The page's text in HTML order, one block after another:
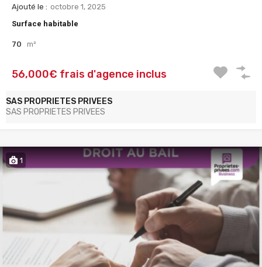
Ajouté le : octobre 1, 2025
Surface habitable
70 m²
56,000€ frais d'agence inclus
SAS PROPRIETES PRIVEES
SAS PROPRIETES PRIVEES
1